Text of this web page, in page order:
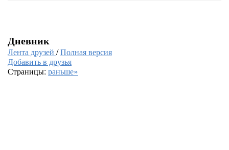
Дневник
Лента друзей /Полная версия
Добавить в друзья
Страницы: раньше»